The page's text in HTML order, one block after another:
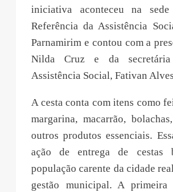
iniciativa aconteceu na
Referência da Assistência
Parnamirim e contou com a
Nilda Cruz e da
Assistência Social, Fativan
A cesta conta com itens como
margarina, macarrão,
outros produtos essenciais.
ação de entrega de cestas
população carente da cidade
gestão municipal. A primeira